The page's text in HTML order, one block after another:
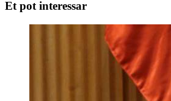
Et pot interessar